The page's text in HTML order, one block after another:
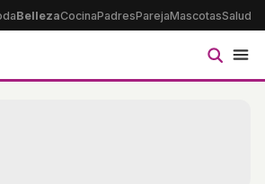
BellezaCocinaPadresParejaMascotasSalud